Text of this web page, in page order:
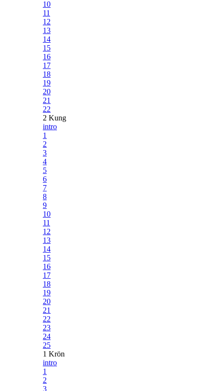
10
11
12
13
14
15
16
17
18
19
20
21
22
2 Kung
intro
1
2
3
4
5
6
7
8
9
10
11
12
13
14
15
16
17
18
19
20
21
22
23
24
25
1 Krön
intro
1
2
3